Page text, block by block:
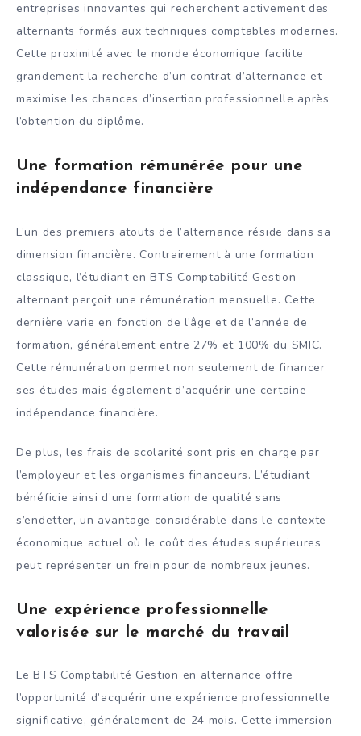
entreprises innovantes qui recherchent activement des
alternants formés aux techniques comptables modernes.
Cette proximité avec le monde économique facilite
grandement la recherche d’un contrat d’alternance et
maximise les chances d’insertion professionnelle après
l’obtention du diplôme.
Une formation rémunérée pour une
indépendance financière
L’un des premiers atouts de l’alternance réside dans sa
dimension financière. Contrairement à une formation
classique, l’étudiant en BTS Comptabilité Gestion
alternant perçoit une rémunération mensuelle. Cette
dernière varie en fonction de l’âge et de l’année de
formation, généralement entre 27% et 100% du SMIC.
Cette rémunération permet non seulement de financer
ses études mais également d’acquérir une certaine
indépendance financière.
De plus, les frais de scolarité sont pris en charge par
l’employeur et les organismes financeurs. L’étudiant
bénéficie ainsi d’une formation de qualité sans
s’endetter, un avantage considérable dans le contexte
économique actuel où le coût des études supérieures
peut représenter un frein pour de nombreux jeunes.
Une expérience professionnelle
valorisée sur le marché du travail
Le BTS Comptabilité Gestion en alternance offre
l’opportunité d’acquérir une expérience professionnelle
significative, généralement de 24 mois. Cette immersion